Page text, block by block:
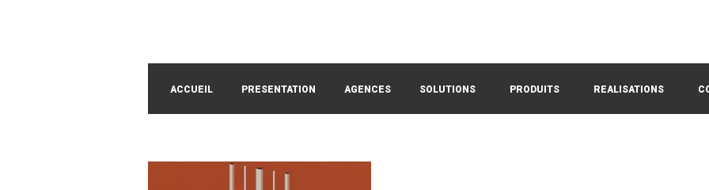
ACCUEIL PRESENTATION AGENCES SOLUTIONS PRODUITS REALISATIONS